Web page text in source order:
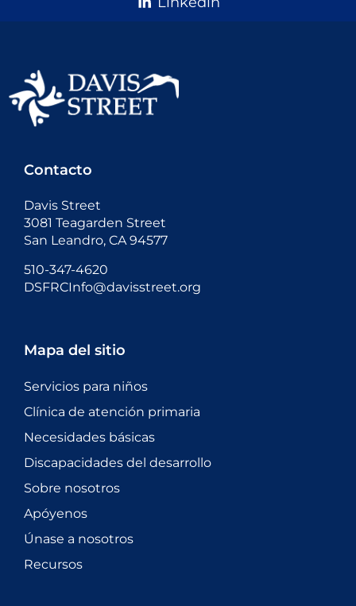
Contacto
Davis Street
3081 Teagarden Street
San Leandro, CA 94577
510-347-4620
DSFRCInfo@davisstreet.org
Mapa del sitio
Servicios para niños
Clínica de atención primaria
Necesidades básicas
Discapacidades del desarrollo
Sobre nosotros
Apóyenos
Únase a nosotros
Recursos